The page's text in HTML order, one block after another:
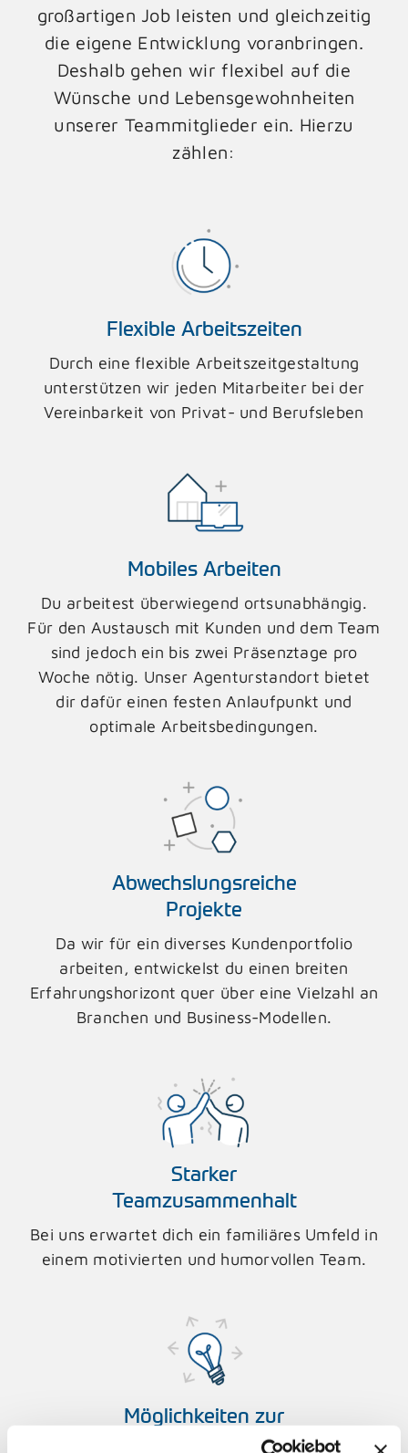
großartigen Job leisten und gleichzeitig
die eigene Entwicklung voranbringen.
Deshalb gehen wir flexibel auf die
Wünsche und Lebensgewohnheiten
unserer Teammitglieder ein. Hierzu
zählen:
Flexible Arbeitszeiten
Durch eine flexible Arbeitszeitgestaltung
unterstützen wir jeden Mitarbeiter bei der
Vereinbarkeit von Privat- und Berufsleben
Mobiles Arbeiten
Du arbeitest überwiegend ortsunabhängig.
Für den Austausch mit Kunden und dem Team
sind jedoch ein bis zwei Präsenztage pro
Woche nötig. Unser Agenturstandort bietet
dir dafür einen festen Anlaufpunkt und
optimale Arbeitsbedingungen.
Abwechslungsreiche
Projekte
Da wir für ein diverses Kundenportfolio
arbeiten, entwickelst du einen breiten
Erfahrungshorizont quer über eine Vielzahl an
Branchen und Business-Modellen.
Starker
Teamzusammenhalt
Bei uns erwartet dich ein familiäres Umfeld in
einem motivierten und humorvollen Team.
Möglichkeiten zur
Weiterbildung